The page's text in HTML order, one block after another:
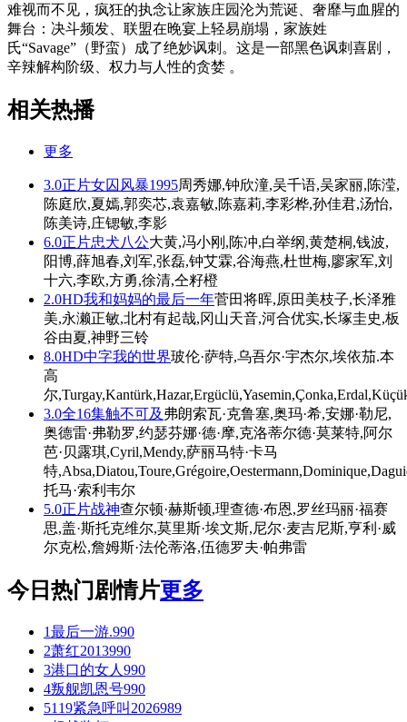
难视而不见，疯狂的执念让家族庄园沦为荒诞、奢靡与血腥的
舞台：决斗频发、联盟在晚宴上轻易崩塌，家族姓
氏“Savage”（野蛮）成了绝妙讽刺。这是一部黑色讽刺喜剧，
辛辣解构阶级、权力与人性的贪婪 。
相关热播
更多
3.0正片女囚风暴1995周秀娜,钟欣潼,吴千语,吴家丽,陈滢,
陈庭欣,夏嫣,郭奕芯,袁嘉敏,陈嘉莉,李彩桦,孙佳君,汤怡,
陈美诗,庄锶敏,李影
6.0正片忠犬八公大黄,冯小刚,陈冲,白举纲,黄楚桐,钱波,
阳博,薛旭春,刘军,张磊,钟艾霖,谷海燕,杜世梅,廖家军,刘
十六,李欧,方勇,徐清,仝籽橙
2.0HD我和妈妈的最后一年菅田将晖,原田美枝子,长泽雅
美,永濑正敏,北村有起哉,冈山天音,河合优实,长塚圭史,板
谷由夏,神野三铃
8.0HD中字我的世界玻伦·萨特,乌吾尔·宇杰尔,埃依茄.本
高
尔
3.0全16集触不可及 弗朗索瓦·克鲁塞,奥玛·希,安娜·勒尼,
奥德雷·弗勒罗,约瑟芬娜·德·摩,克洛蒂尔德·莫莱特,阿尔
芭·贝露琪,Cyril,Mendy,萨丽马特·卡马
特
托马·索利韦尔
5.0正片战神查尔顿·赫斯顿,理查德·布恩,罗丝玛丽·福赛
思,盖·斯托克维尔,莫里斯·埃文斯,尼尔·麦吉尼斯,亨利·威
尔克松,詹姆斯·法伦蒂洛,伍德罗夫·帕弗雷
今日热门剧情片更多
1最后一游.990
2萧红2013990
3港口的女人 990
4叛舰凯恩号990
5119紧急呼叫2026989